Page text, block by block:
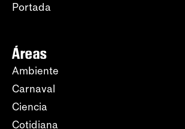
Portada
Áreas
Ambiente
Carnaval
Ciencia
Cotidiana